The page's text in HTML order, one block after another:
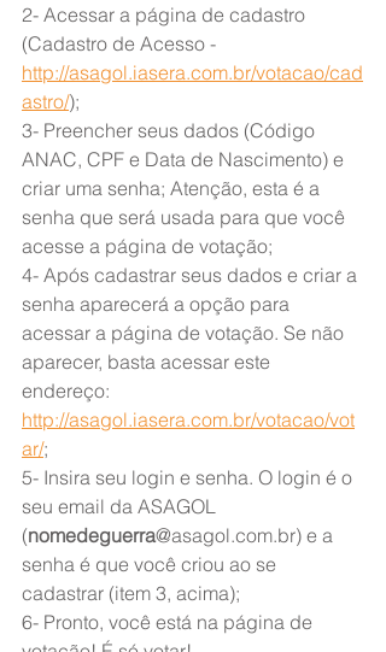
2- Acessar a página de cadastro
(Cadastro de Acesso -
http://asagol.iasera.com.br/votacao/cad
astro/);
3- Preencher seus dados (Código
ANAC, CPF e Data de Nascimento) e
criar uma senha; Atenção, esta é a
senha que será usada para que você
acesse a página de votação;
4- Após cadastrar seus dados e criar a
senha aparecerá a opção para
acessar a página de votação. Se não
aparecer, basta acessar este
endereço:
http://asagol.iasera.com.br/votacao/vot
ar/;
5- Insira seu login e senha. O login é o
seu email da ASAGOL
(nomedeguerra@asagol.com.br) e a
senha é que você criou ao se
cadastrar (item 3, acima);
6- Pronto, você está na página de